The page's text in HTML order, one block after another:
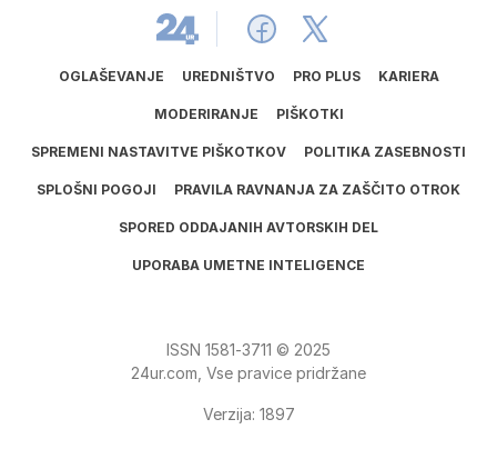
OGLAŠEVANJE UREDNIŠTVO PRO PLUS KARIERA
MODERIRANJE PIŠKOTKI
SPREMENI NASTAVITVE PIŠKOTKOV POLITIKA ZASEBNOSTI
SPLOŠNI POGOJI PRAVILA RAVNANJA ZA ZAŠČITO OTROK
SPORED ODDAJANIH AVTORSKIH DEL
UPORABA UMETNE INTELIGENCE
ISSN 1581‑3711 © 2025
24ur.com, Vse pravice pridržane
Verzija: 1897